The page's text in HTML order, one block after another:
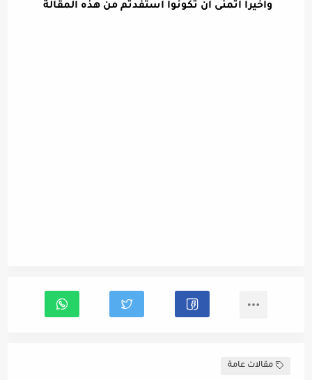
وأخيرا أتمنى أن تكونوا استفدتم من هذه المقالة
مقالات عامة